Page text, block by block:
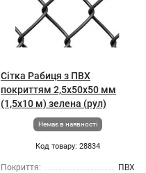
Сітка Рабиця з ПВХ
покриттям 2,5x50x50 мм
(1,5x10 м) зелена (рул)
Немає в наявності
Код товару: 28834
Покриття:
ПВХ